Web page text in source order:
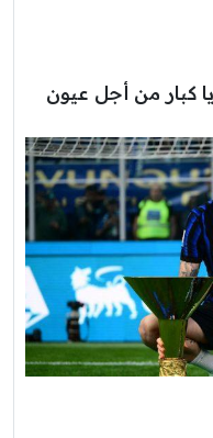
كبار من أجل عيون